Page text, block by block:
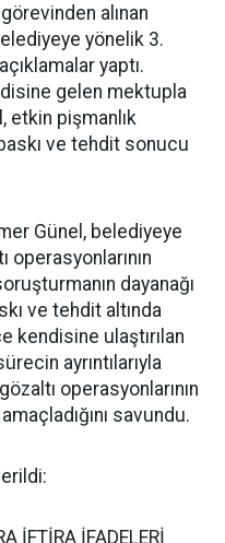
alınan
yönelik 3.
yaptı.
gelen mektupla
etkin pişmanlık
ve tehdit sonucu
Günel, belediyeye
dayanağı
ve tehdit altında
kendisine ulaştırılan
ayrıntılarıyla
operasyonlarının
savundu.
İFTİRA İFADELERİ